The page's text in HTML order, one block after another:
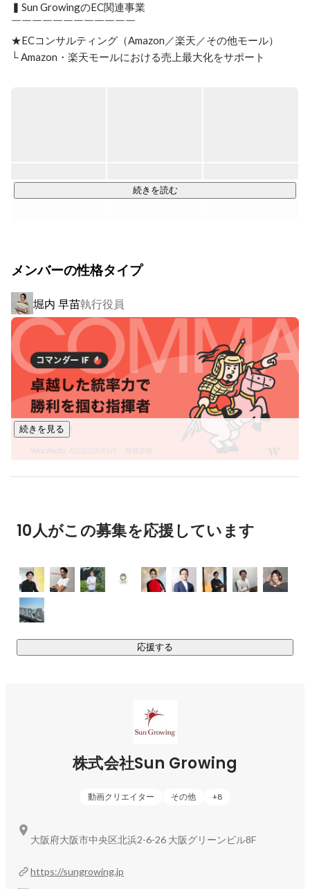
間で約2,000万円に負債が膨れ上がる。そこからEC販売
ファラル営業が実り約1年で完済。
その後2019年より人材、デジタルコマース事業を主とし
▍Sun GrowingのEC関連事業
￣￣￣￣￣￣￣￣￣￣￣￣
★ECコンサルティング（Amazon／楽天／その他モール）
└ Amazon・楽天モールにおける売上最大化をサポート
└ サイト改善や広告施策を組み合わせ、売上の底上げを実現
蓄積
└ 「2年で10億規模」のブランド創出を目指し新規事業を展開
目指す姿
・ECモールの売上を最大化する「伴走型パートナー」となる
こと
・クライアントの売上拡大と、自社ブランドの成長を相互に
レバレッジするモデルを構築
・ECを起点に、新しい商品やブランドを生み出し、日本発の
成長ブランドを数多く創出
★人材紹介（シゴサポ／ガクキャリ）
└ 社会人向け転職支援「シゴサポ」で即戦力人材を紹介
採用を支援
★HRサポート（採用代行／採用コンサルティング）
└ 採用戦略の設計からスカウト・面談設定・面談代行・候補
者フォローまで代行
└ 企業の採用課題を分析し、「採れる仕組み」を構築
・転職者・学生の双方にとって「キャリアの伴走者」となる
・企業の採用を支援するだけでなく、人材が定着・活躍する
未来まで支援
▍Sun Growingのマーケティング事業
★SNS運用代行
続きを読む
メンバーの性格タイプ
堀内 早苗執行役員
続きを見る
10人がこの募集を応援しています
応援する
株式会社Sun Growing
動画クリエイター その他 +8
https://sungrowing.jp
大阪府大阪市中央区北浜2-6-26 大阪グリーンビル8F